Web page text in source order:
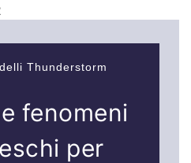
Thunderstorm
fenomeni
per